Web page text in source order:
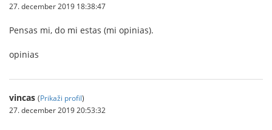
27. december 2019 18:38:47
Pensas mi, do mi estas (mi opinias).
opinias
vincas (Prikaži profil)
27. december 2019 20:53:32